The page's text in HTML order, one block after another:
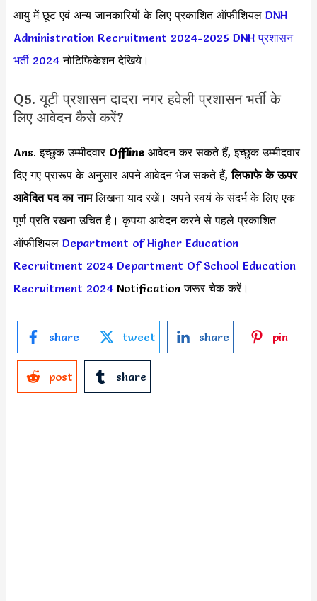
आयु में छूट एवं अन्य जानकारियों के लिए प्रकाशित ऑफीशियल DNH
Administration Recruitment 2024-2025 DNH प्रशासन
भर्ती 2024 नोटिफिकेशन देखिये।
Q5. यूटी प्रशासन दादरा नगर हवेली प्रशासन भर्ती के
लिए आवेदन कैसे करें?
Ans. इच्छुक उम्मीदवार Offline आवेदन कर सकते हैं, इच्छुक उम्मीदवार
दिए गए प्रारूप के अनुसार अपने आवेदन भेज सकते हैं,लिफाफे के ऊपर
आवेदित पद का नामलिखना याद रखें। अपने स्वयं के संदर्भ के लिए एक
पूर्ण प्रति रखना उचित है। कृपया आवेदन करने से पहले प्रकाशित
ऑफीशियल Department of Higher Education
Recruitment 2024 Department Of School Education
Recruitment 2024 Notification जरूर चेक करें।
share tweet share pin
post share